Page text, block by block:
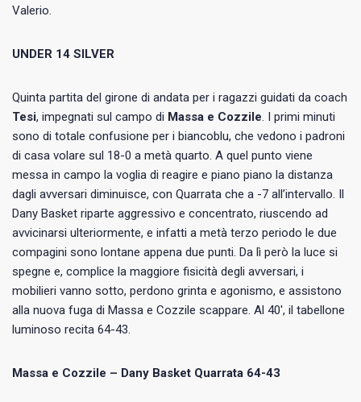
Valerio.
UNDER 14 SILVER
Quinta partita del girone di andata per i ragazzi guidati da coach
Tesi, impegnati sul campo di Massa e Cozzile. I primi minuti
sono di totale confusione per i biancoblu, che vedono i padroni
di casa volare sul 18-0 a metà quarto. A quel punto viene
messa in campo la voglia di reagire e piano piano la distanza
dagli avversari diminuisce, con Quarrata che a -7 all’intervallo. Il
Dany Basket riparte aggressivo e concentrato, riuscendo ad
avvicinarsi ulteriormente, e infatti a metà terzo periodo le due
compagini sono lontane appena due punti. Da lì però la luce si
spegne e, complice la maggiore fisicità degli avversari, i
mobilieri vanno sotto, perdono grinta e agonismo, e assistono
alla nuova fuga di Massa e Cozzile scappare. Al 40′, il tabellone
luminoso recita 64-43.
Massa e Cozzile – Dany Basket Quarrata 64-43